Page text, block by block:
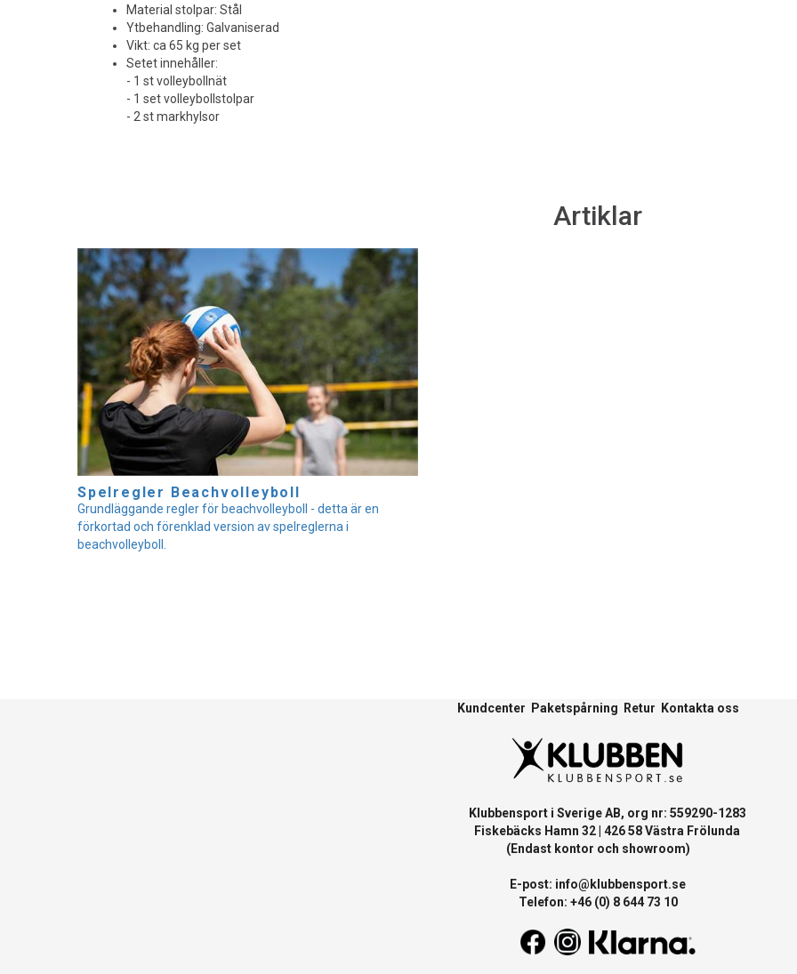
Material stolpar: Stål
Ytbehandling: Galvaniserad
Vikt: ca 65 kg per set
Setet innehåller:
- 1 st volleybollnät
- 1 set volleybollstolpar
- 2 st markhylsor
Artiklar
Spelregler Beachvolleyboll
Grundläggande regler för beachvolleyboll - detta är en
förkortad och förenklad version av spelreglerna i
beachvolleyboll.
Kundcenter Paketspårning Retur Kontakta oss
Klubbensport i Sverige AB, org nr: 559290-1283
Fiskebäcks Hamn 32 | 426 58 Västra Frölunda
(Endast kontor och showroom)
E-post: info@klubbensport.se
Telefon: +46 (0) 8 644 73 10